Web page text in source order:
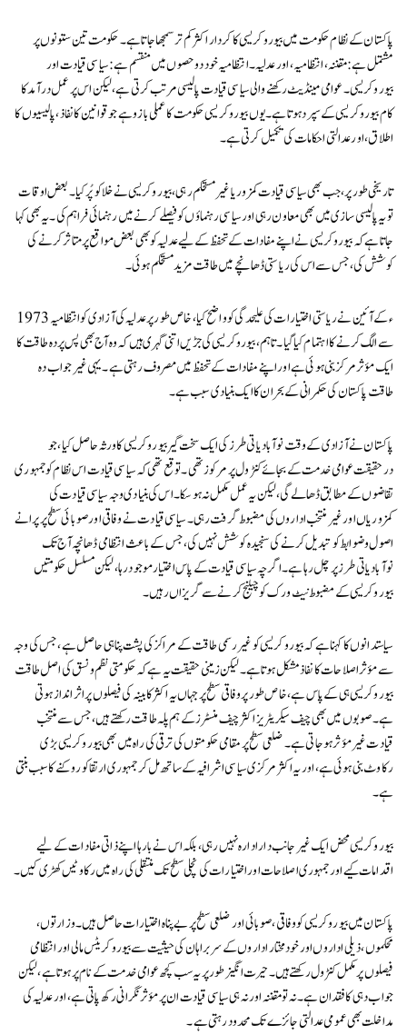
پاکستان کے نظام حکومت میں بیوروکریسی کا کردار اکثر کم تر سمجھا جاتا ہے۔ حکومت تین ستونوں پر
مشتمل ہے: مقننہ، انتظامیہ، اور عدلیہ۔ انتظامیہ خود دو حصوں میں منقسم ہے: سیاسی قیادت اور
بیوروکریسی۔ عوامی مینڈیٹ رکھنے والی سیاسی قیادت پالیسی مرتب کرتی ہے، لیکن اس پر عمل درآمد کا
کام بیوروکریسی کے سپرد ہوتا ہے۔ یوں بیوروکریسی حکومت کا عملی بازو ہے جو قوانین کا نفاذ، پالیسیوں کا
اطلاق، اور عدالتی احکامات کی تکمیل کرتی ہے۔
تاریخی طور پر، جب بھی سیاسی قیادت کمزور یا غیر مستحکم رہی، بیوروکریسی نے خلا کو پُر کیا۔ بعض اوقات
تو یہ پالیسی سازی میں بھی معاون رہی اور سیاسی رہنماؤں کو فیصلے کرنے میں رہنمائی فراہم کی۔ یہ بھی کہا
جاتا ہے کہ بیوروکریسی نے اپنے مفادات کے تحفظ کے لیے عدلیہ کو بھی بعض مواقع پر متاثر کرنے کی
کوشش کی، جس سے اس کی ریاستی ڈھانچے میں طاقت مزید مستحکم ہوئی۔
1973ء کے آئین نے ریاستی اختیارات کی علیحدگی کو واضح کیا، خاص طور پر عدلیہ کی آزادی کو انتظامیہ
سے الگ کرنے کا اہتمام کیا گیا۔ تاہم، بیوروکریسی کی جڑیں اتنی گہری ہیں کہ وہ آج بھی پس پردہ طاقت کا
ایک مؤثر مرکز بنی ہوئی ہے اور اپنے مفادات کے تحفظ میں مصروف رہتی ہے۔ یہی غیر جواب دہ
طاقت پاکستان کی حکمرانی کے بحران کا ایک بنیادی سبب ہے۔
پاکستان نے آزادی کے وقت نوآبادیاتی طرز کی ایک سخت گیر بیوروکریسی کا ورثہ حاصل کیا، جو
درحقیقت عوامی خدمت کے بجائے کنٹرول پر مرکوز تھی۔ توقع تھی کہ سیاسی قیادت اس نظام کو جمہوری
تقاضوں کے مطابق ڈھالے گی، لیکن یہ عمل مکمل نہ ہو سکا۔ اس کی بنیادی وجہ سیاسی قیادت کی
کمزوریاں اور غیر منتخب اداروں کی مضبوط گرفت رہی۔ سیاسی قیادت نے وفاقی اور صوبائی سطح پر پرانے
اصول و ضوابط کو تبدیل کرنے کی سنجیدہ کوشش نہیں کی، جس کے باعث انتظامی ڈھانچہ آج تک
نوآبادیاتی طرز پر چل رہا ہے۔ اگرچہ سیاسی قیادت کے پاس اختیار موجود رہا، لیکن مسلسل حکومتیں
بیوروکریسی کے مضبوط نیٹ ورک کو چیلنج کرنے سے گریزاں رہیں۔
سیاستدانوں کا کہنا ہے کہ بیوروکریسی کو غیر رسمی طاقت کے مراکز کی پشت پناہی حاصل ہے، جس کی وجہ
سے مؤثر اصلاحات کا نفاذ مشکل ہوتا ہے۔ لیکن زمینی حقیقت یہ ہے کہ حکومتی نظم و نسق کی اصل طاقت
بیوروکریسی ہی کے پاس ہے، خاص طور پر وفاقی سطح پر جہاں یہ اکثر کابینہ کی فیصلوں پر اثر انداز ہوتی
ہے۔ صوبوں میں بھی چیف سیکریٹریز اکثر چیف منسٹرز کے ہم پلہ طاقت رکھتے ہیں، جس سے منتخب
قیادت غیر مؤثر ہو جاتی ہے۔ ضلعی سطح پر مقامی حکومتوں کی ترقی کی راہ میں بھی بیوروکریسی بڑی
رکاوٹ بنی ہوئی ہے، اور یہ اکثر مرکزی سیاسی اشرافیہ کے ساتھ مل کر جمہوری ارتقا کو روکنے کا سبب بنتی
ہے۔
بیوروکریسی محض ایک غیر جانب دار ادارہ نہیں رہی، بلکہ اس نے بارہا اپنے ذاتی مفادات کے لیے
اقدامات کیے اور جمہوری اصلاحات اور اختیارات کی نچلی سطح تک منتقلی کی راہ میں رکاوٹیں کھڑی کیں۔
پاکستان میں بیوروکریسی کو وفاقی، صوبائی اور ضلعی سطح پر بے پناہ اختیارات حاصل ہیں۔ وزارتوں،
محکموں، ذیلی اداروں اور خودمختار اداروں کے سربراہان کی حیثیت سے بیوروکریٹس مالی اور انتظامی
فیصلوں پر مکمل کنٹرول رکھتے ہیں۔ حیرت انگیز طور پر یہ سب کچھ عوامی خدمت کے نام پر ہوتا ہے، لیکن
جواب دہی کا فقدان ہے۔ نہ تو مقننہ اور نہ ہی سیاسی قیادت ان پر مؤثر نگرانی رکھ پاتی ہے، اور عدلیہ کی
مداخلت بھی عمومی عدالتی جائزے تک محدود رہتی ہے۔